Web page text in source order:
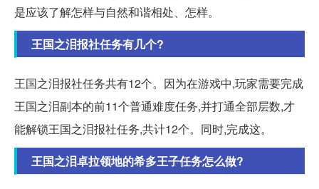
是应该了解怎样与自然和谐相处、怎样。
王国之泪报社任务有几个?
王国之泪报社任务共有12个。因为在游戏中,玩家需要完成
王国之泪副本的前11个普通难度任务,并打通全部层数,才
能解锁王国之泪报社任务,共计12个。同时,完成这。
王国之泪卓拉领地的希多王子任务怎么做?